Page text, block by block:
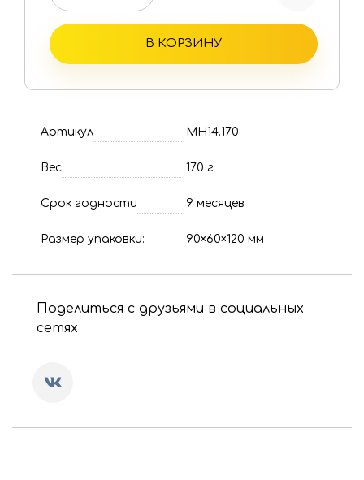
В КОРЗИНУ
Артикул МН14.170
Вес 170 г
Срок годности 9 месяцев
Размер упаковки: 90×60×120 мм
Поделиться с друзьями в социальных
сетях